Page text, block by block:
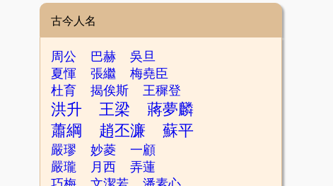
古今人名
周公 巴赫
吳旦
夏惲
張繼
梅堯臣
杜育
揭俟斯 王穉登
洪升 王梁
蔣夢麟
蕭綱
趙丕濂 蘇平
嚴璆 妙菱
一顧
嚴瓏
月西
弄蓮